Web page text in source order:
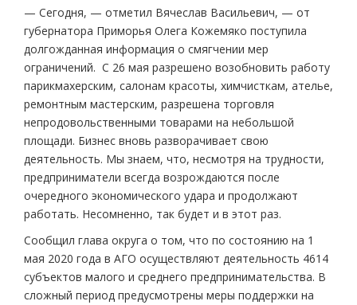
— Сегодня, — отметил Вячеслав Васильевич, — от
губернатора Приморья Олега Кожемяко поступила
долгожданная информация о смягчении мер
ограничений. С 26 мая разрешено возобновить работу
парикмахерским, салонам красоты, химчисткам, ателье,
ремонтным мастерским, разрешена торговля
непродовольственными товарами на небольшой
площади. Бизнес вновь разворачивает свою
деятельность. Мы знаем, что, несмотря на трудности,
предприниматели всегда возрождаются после
очередного экономического удара и продолжают
работать. Несомненно, так будет и в этот раз.
Сообщил глава округа о том, что по состоянию на 1
мая 2020 года в АГО осуществляют деятельность 4614
субъектов малого и среднего предпринимательства. В
сложный период предусмотрены меры поддержки на